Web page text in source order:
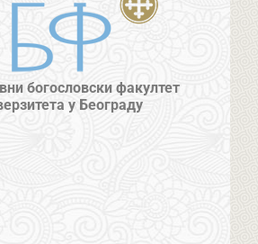
богословски факултет
у Београду